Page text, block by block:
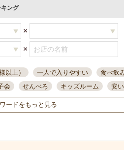
ング
×
×
以上） 一人で入りやすい 食べ飲
会 せんべろ キッズルーム 安い
誕生日 大人数
模合 インスタ映え 座敷席 記
レモンサワー 観光客に人気 大
ードをもっと見る